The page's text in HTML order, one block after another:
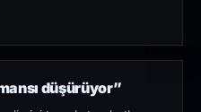
düşürüyor”